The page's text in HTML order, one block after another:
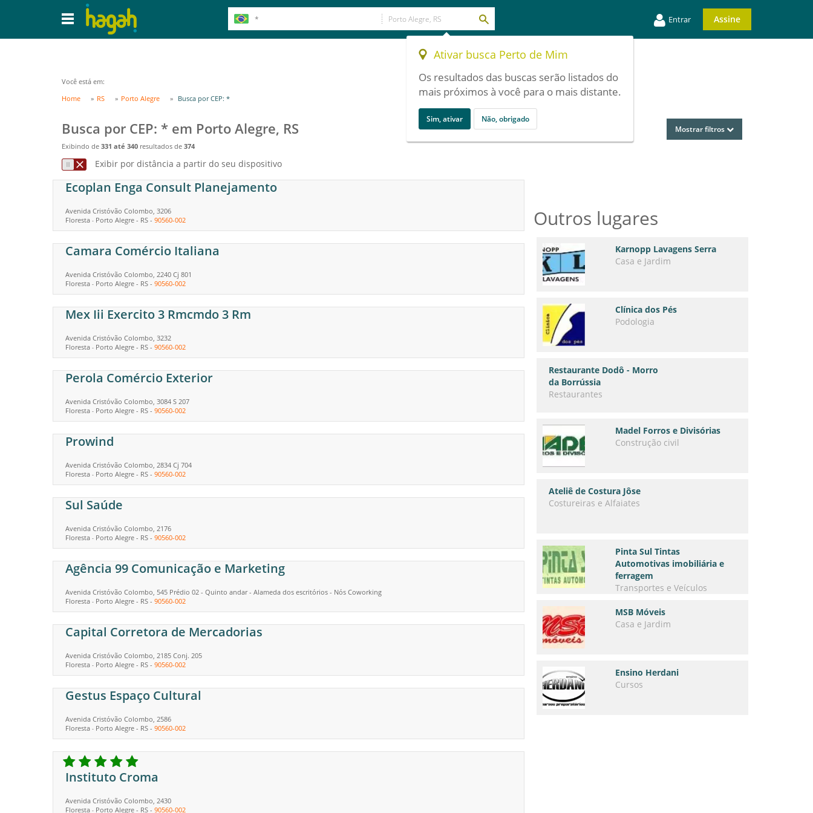
Entrar Assine
Ativar busca Perto de Mim
Os resultados das buscas serão listados do
mais próximos à você para o mais distante.
Sim, ativar Não, obrigado
Você está em:
Home
RS Porto Alegre Busca por CEP: *
Busca por CEP: * em Porto Alegre, RS
Exibindo de 331 até 340 resultados de 374
Mostrar filtros
Exibir por distância a partir do seu dispositivo
Ecoplan Enga Consult Planejamento
Avenida Cristóvão Colombo, 3206
Floresta - Porto Alegre - RS - 90560-002
Camara Comércio Italiana
Avenida Cristóvão Colombo, 2240 Cj 801
Floresta - Porto Alegre - RS - 90560-002
Mex Iii Exercito 3 Rmcmdo 3 Rm
Avenida Cristóvão Colombo, 3232
Floresta - Porto Alegre - RS - 90560-002
Perola Comércio Exterior
Avenida Cristóvão Colombo, 3084 S 207
Floresta - Porto Alegre - RS - 90560-002
Prowind
Avenida Cristóvão Colombo, 2834 Cj 704
Floresta - Porto Alegre - RS - 90560-002
Sul Saúde
Avenida Cristóvão Colombo, 2176
Floresta - Porto Alegre - RS - 90560-002
Agência 99 Comunicação e Marketing
Avenida Cristóvão Colombo, 545 Prédio 02 - Quinto andar - Alameda dos escritórios - Nós Coworking
Floresta - Porto Alegre - RS - 90560-002
Capital Corretora de Mercadorias
Avenida Cristóvão Colombo, 2185 Conj. 205
Floresta - Porto Alegre - RS - 90560-002
Gestus Espaço Cultural
Avenida Cristóvão Colombo, 2586
Floresta - Porto Alegre - RS - 90560-002
Instituto Croma
Avenida Cristóvão Colombo, 2430
Floresta - Porto Alegre - RS - 90560-002
Outros lugares
Karnopp Lavagens Serra
Casa e Jardim
Clínica dos Pés
Podologia
Restaurante Dodô - Morro
da Borrússia
Restaurantes
Madel Forros e Divisórias
Construção civil
Ateliê de Costura Jôse
Costureiras e Alfaiates
Pinta Sul Tintas
Automotivas imobiliária e
ferragem
Transportes e Veículos
MSB Móveis
Casa e Jardim
Ensino Herdani
Cursos